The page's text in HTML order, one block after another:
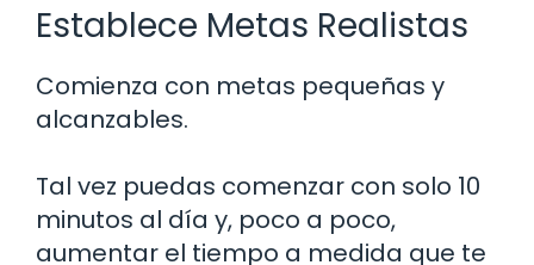
Establece Metas Realistas
Comienza con metas pequeñas y
alcanzables.
Tal vez puedas comenzar con solo 10
minutos al día y, poco a poco,
aumentar el tiempo a medida que te